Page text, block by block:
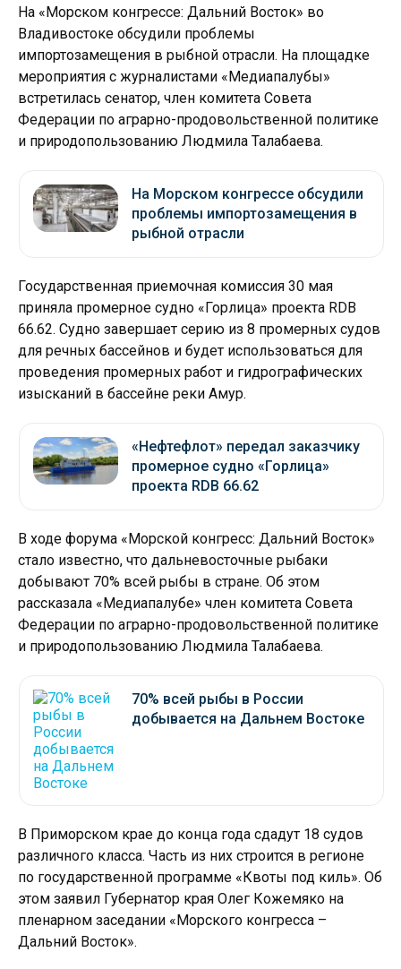
На «Морском конгрессе: Дальний Восток» во
Владивостоке обсудили проблемы
импортозамещения в рыбной отрасли. На площадке
мероприятия с журналистами «Медиапалубы»
встретилась сенатор, член комитета Совета
Федерации по аграрно-продовольственной политике
и природопользованию Людмила Талабаева.
На Морском конгрессе обсудили
проблемы импортозамещения в
рыбной отрасли
Государственная приемочная комиссия 30 мая
приняла промерное судно «Горлица» проекта RDB
66.62. Судно завершает серию из 8 промерных судов
для речных бассейнов и будет использоваться для
проведения промерных работ и гидрографических
изысканий в бассейне реки Амур.
«Нефтефлот» передал заказчику
промерное судно «Горлица»
проекта RDB 66.62
В ходе форума «Морской конгресс: Дальний Восток»
стало известно, что дальневосточные рыбаки
добывают 70% всей рыбы в стране. Об этом
рассказала «Медиапалубе» член комитета Совета
Федерации по аграрно-продовольственной политике
и природопользованию Людмила Талабаева.
70% всей рыбы в России
добывается на Дальнем Востоке
В Приморском крае до конца года сдадут 18 судов
различного класса. Часть из них строится в регионе
по государственной программе «Квоты под киль». Об
этом заявил Губернатор края Олег Кожемяко на
пленарном заседании «Морского конгресса –
Дальний Восток».